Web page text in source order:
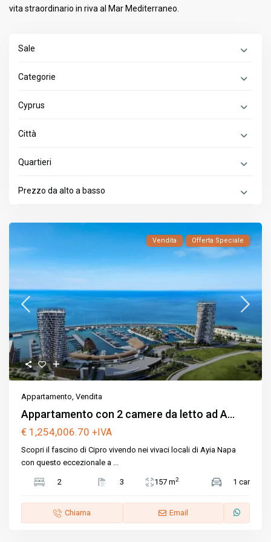
vita straordinario in riva al Mar Mediterraneo.
Sale
Categorie
Cyprus
Città
Quartieri
Prezzo da alto a basso
Vendita Offerta Speciale
Appartamento,Vendita
Appartamento con 2 camere da letto ad A...
€ 1,254,006.70+IVA
Scopri il fascino di Cipro vivendo nei vivaci locali di Ayia Napa
con questo eccezionale a ...
2 3 157 m2 1 car
Chiama Email